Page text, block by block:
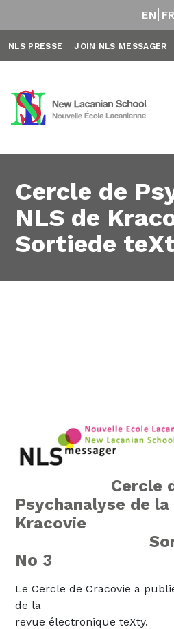
EN FR
NLS PRESSE JOIN NLS MESSAGER
Cercle de
NLS de
Sortiede
Cercle
Psychanalyse de la
Kracovie
No 3
Le Cercle de Cracovie a
de la
revue électronique teXty.